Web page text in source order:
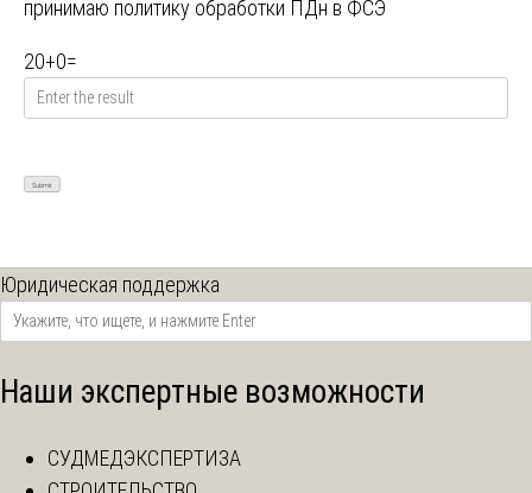
принимаю политику обработки ПДн в ФСЭ
20+0=
Юридическая поддержка
Наши экспертные возможности
СУДМЕДЭКСПЕРТИЗА